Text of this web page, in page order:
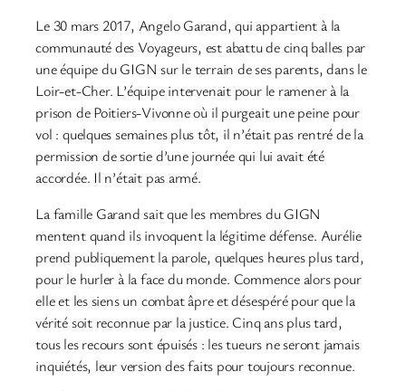
Le 30 mars 2017, Angelo Garand, qui appartient à la
communauté des Voyageurs, est abattu de cinq balles par
une équipe du GIGN sur le terrain de ses parents, dans le
Loir-et-Cher. L’équipe intervenait pour le ramener à la
prison de Poitiers-Vivonne où il purgeait une peine pour
vol : quelques semaines plus tôt, il n’était pas rentré de la
permission de sortie d’une journée qui lui avait été
accordée. Il n’était pas armé.
La famille Garand sait que les membres du GIGN
mentent quand ils invoquent la légitime défense. Aurélie
prend publiquement la parole, quelques heures plus tard,
pour le hurler à la face du monde. Commence alors pour
elle et les siens un combat âpre et désespéré pour que la
vérité soit reconnue par la justice. Cinq ans plus tard,
tous les recours sont épuisés : les tueurs ne seront jamais
inquiétés, leur version des faits pour toujours reconnue.